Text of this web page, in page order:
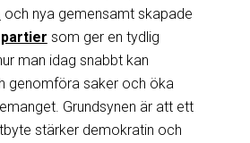
och nya gemensamt skapade
partier som ger en tydlig
man idag snabbt kan
genomföra saker och öka
Grundsynen är att ett
stärker demokratin och